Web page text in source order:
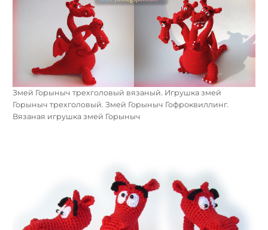
Змей Горыныч трехголовый вязаный. Игрушка змей
Горыныч трехголовый. Змей Горыныч Гофроквиллинг.
Вязаная игрушка змей Горыныч